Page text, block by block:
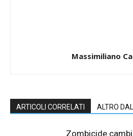
Massimiliano
ARTICOLI CORRELATI ALTRO
Zombicide